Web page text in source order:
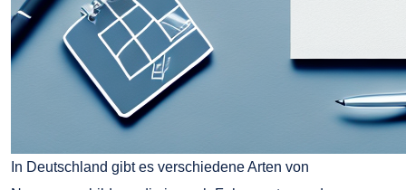
In Deutschland gibt es verschiedene Arten von